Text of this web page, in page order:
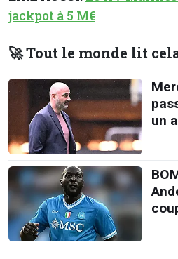
jackpot à 5 M€
🚀 Tout le monde lit
un